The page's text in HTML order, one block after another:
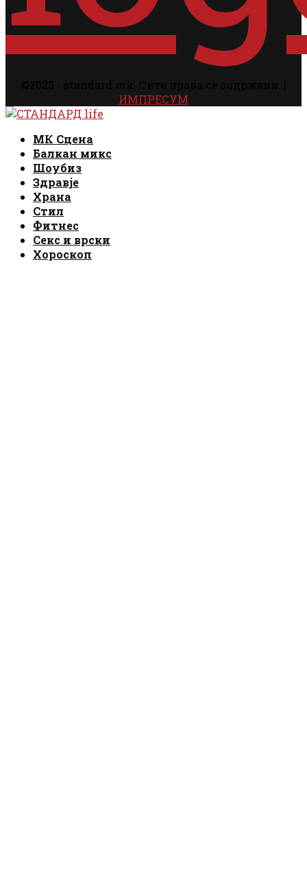
ИМПРЕСУМ
Facebook
Instagram
Email
Rss
МК Сцена
Балкан микс
Шоубиз
Здравје
Храна
Стил
Фитнес
Секс и врски
Хороскоп